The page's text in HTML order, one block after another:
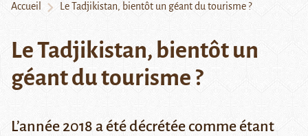
Accueil Le Tadjikistan, bientôt un géant du tourisme ?
Le Tadjikistan, bientôt un
géant du tourisme ?
L’année 2018 a été décrétée comme étant